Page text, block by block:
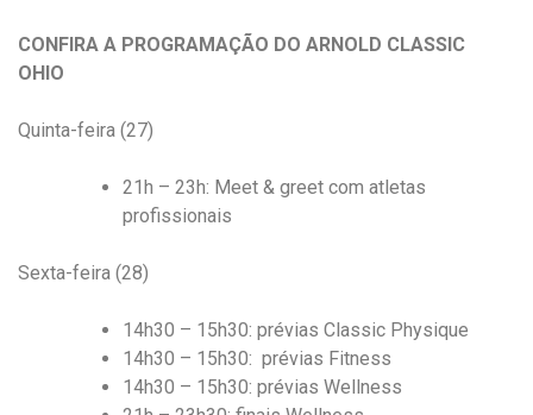
CONFIRA A PROGRAMAÇÃO DO ARNOLD CLASSIC
OHIO
Quinta-feira (27)
21h – 23h: Meet & greet com atletas
profissionais
Sexta-feira (28)
14h30 – 15h30: prévias Classic Physique
14h30 – 15h30: prévias Fitness
14h30 – 15h30: prévias Wellness